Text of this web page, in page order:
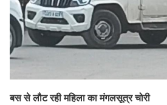
बस से लौट रही महिला का मंगलसूत्र चोरी